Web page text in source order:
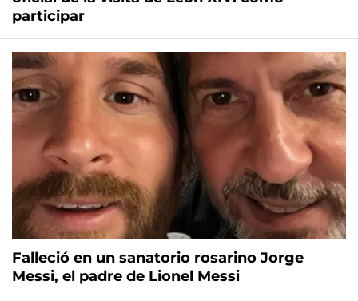
participar
Falleció en un sanatorio rosarino Jorge
Messi, el padre de Lionel Messi